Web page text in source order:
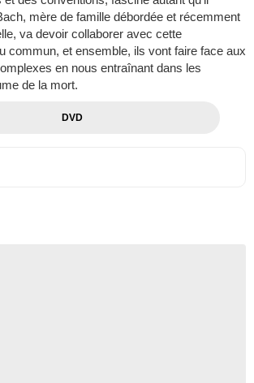
mère de famille débordée et récemment
va devoir collaborer avec cette
commun, et ensemble, ils vont faire face aux
en nous entraînant dans les
de la mort.
DVD